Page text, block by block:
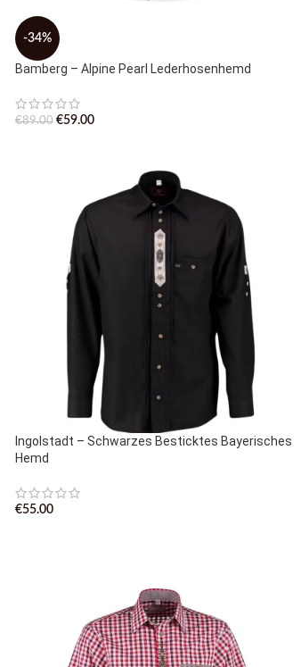
-34%
Bamberg – Alpine Pearl Lederhosenhemd
€89.00 €59.00
Ingolstadt – Schwarzes Besticktes Bayerisches
Hemd
€55.00